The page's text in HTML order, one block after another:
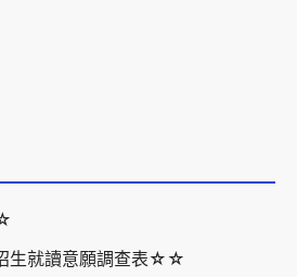
生就讀意願調查表☆☆